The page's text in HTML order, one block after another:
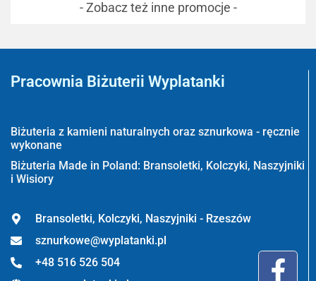
- Zobacz też inne promocje -
Pracownia Biżuterii Wyplatanki
Biżuteria z kamieni naturalnych oraz sznurkowa - ręcznie
wykonane
Biżuteria Made in Poland: Bransoletki, Kolczyki, Naszyjniki
i Wisiory
Bransoletki, Kolczyki, Naszyjniki - Rzeszów
sznurkowe@wyplatanki.pl
+48 516 526 504